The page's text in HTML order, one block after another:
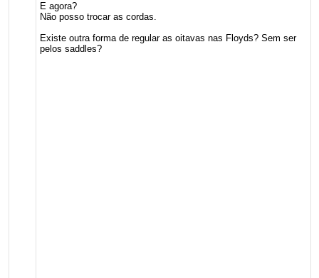
E agora?
Não posso trocar as cordas.
Existe outra forma de regular as oitavas nas Floyds? Sem ser
pelos saddles?